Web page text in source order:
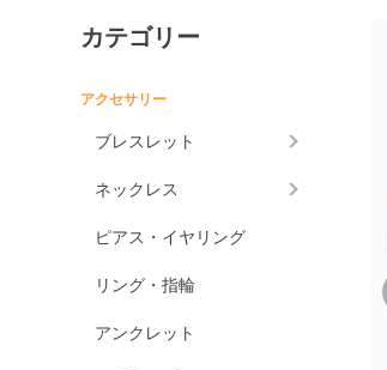
カテゴリー
アクセサリー
ブレスレット
ネックレス
ピアス・イヤリング
リング・指輪
アンクレット